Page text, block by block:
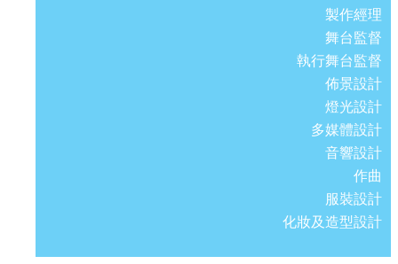
製作經理
舞台監督
執行舞台監督
佈景設計
燈光設計
多媒體設計
音響設計
作曲
服裝設計
化妝及造型設計